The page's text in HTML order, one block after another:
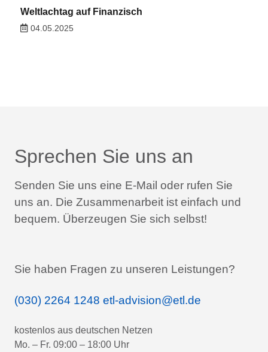
Weltlachtag auf Finanzisch
04.05.2025
Sprechen Sie uns an
Senden Sie uns eine E-Mail oder rufen Sie
uns an. Die Zusammenarbeit ist einfach und
bequem. Überzeugen Sie sich selbst!
Sie haben Fragen zu unseren Leistungen?
(030) 2264 1248 etl-advision@etl.de
kostenlos aus deutschen Netzen
Mo. – Fr. 09:00 – 18:00 Uhr